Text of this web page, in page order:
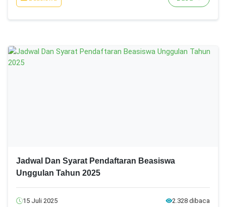
Jadwal Dan Syarat Pendaftaran Beasiswa
Unggulan Tahun 2025
15 Juli 2025 2.328 dibaca